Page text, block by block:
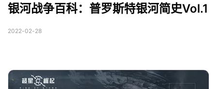
银河战争百科：普罗斯特银河简史Vol.1
2022-02-28